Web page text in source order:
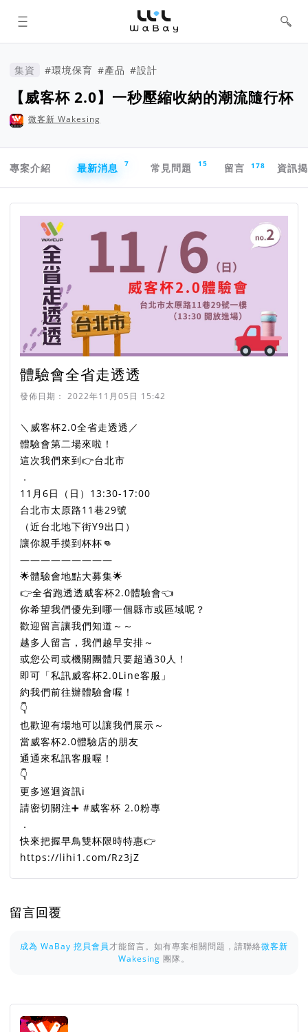
WaBay 挖貝 | 台灣最值得信賴的群眾
集資 / 群眾募資平台
集資 #環境保育 #產品 #設計
【威客杯 2.0】一秒壓縮收納的潮流隨行杯
微客新 Wakesing
專案介紹
最新消息 7 常見問題 15 留言 178 資訊
體驗會全省走透透
發佈日期： 2022年11月05日 15:42
＼威客杯2.0全省走透透／
體驗會第二場來啦！
這次我們來到👉台北市
．
11月6日（日）13:30-17:00
台北市太原路11巷29號
（近台北地下街Y9出口）
讓你親手摸到杯杯👊
—————————
🌟體驗會地點大募集🌟
👉全省跑透透威客杯2.0體驗會👈
你希望我們優先到哪一個縣市或區域呢？
歡迎留言讓我們知道～～
越多人留言，我們越早安排～
或您公司或機關團體只要超過30人！
即可「私訊威客杯2.0Line客服」
約我們前往辦體驗會喔！
👇
也歡迎有場地可以讓我們展示～
當威客杯2.0體驗店的朋友
通通來私訊客服喔！
👇
更多巡迴資訊ℹ️
請密切關注➕ #威客杯 2.0粉專
．
快來把握早鳥雙杯限時特惠👉
https://lihi1.com/Rz3jZ
留言回覆
成為 WaBay 挖貝會員才能留言。如有專案相關問題，請聯絡微客新
Wakesing團隊。